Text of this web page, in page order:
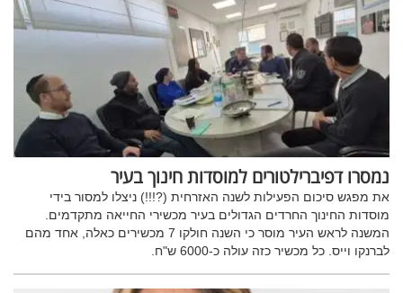
נמסרו דפיברילטורים למוסדות חינוך בעיר
את מפגש סיכום הפעילות לשנה האזרחית (?!!!) ניצלו למסור בידי
מוסדות החינוך החרדים הגדולים בעיר מכשירי החייאה מתקדמים.
המשנה לראש העיר מוסר כי השנה חולקו 7 מכשירים כאלה, אחד מהם
לברנקו וייס. כל מכשיר כזה עולה כ-6000 ש"ח.